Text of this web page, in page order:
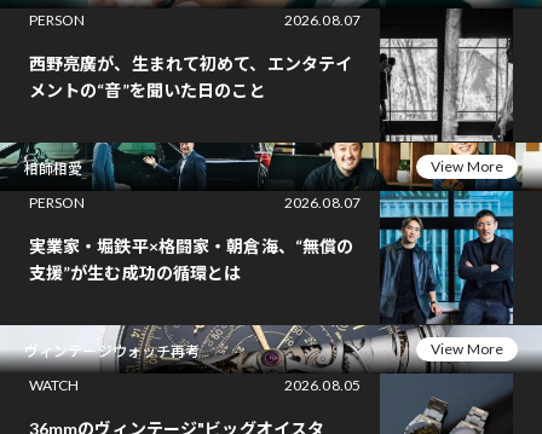
PERSON
2026.08.07
西野亮廣が、生まれて初めて、エンタテイ
メントの“音”を聞いた日のこと
相師相愛
View More
PERSON
2026.08.07
実業家・堀鉄平×格闘家・朝倉海、“無償の
支援”が生む成功の循環とは
ヴィンテージウォッチ再考
View More
WATCH
2026.08.05
36mmのヴィンテージ"ビッグオイスタ